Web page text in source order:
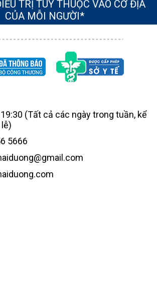
TRỊ TÙY THUỘC VÀO CƠ ĐỊA
CỦA MỖI NGƯỜI*
(Tất cả các ngày trong tuần, kể
5666